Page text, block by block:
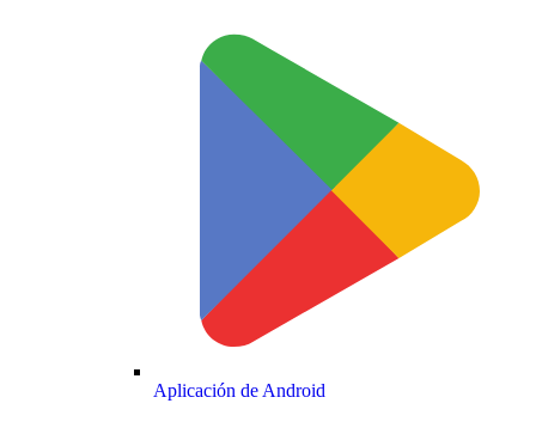
Aplicación de Android